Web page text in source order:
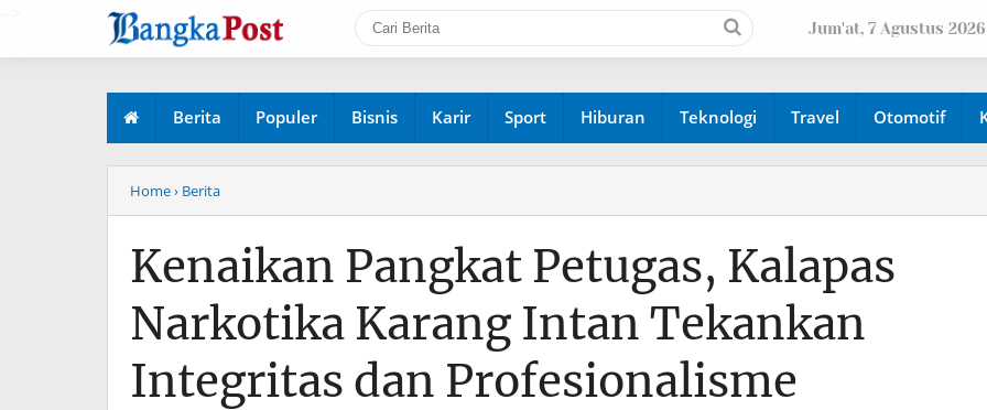
Jum'at, 7 Agustus 2026
Berita Populer Bisnis Karir Sport Hiburan Teknologi Travel Otomotif
Home› Berita
Kenaikan Pangkat Petugas, Kalapas
Narkotika Karang Intan Tekankan
Integritas dan Profesionalisme